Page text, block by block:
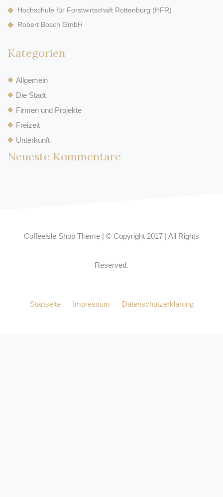
Hochschule für Forstwirtschaft Rottenburg (HFR)
Robert Bosch GmbH
Kategorien
Allgemein
Die Stadt
Firmen und Projekte
Freizeit
Unterkunft
Neueste Kommentare
Coffeeisle Shop Theme | © Copyright 2017 | All Rights
Reserved.
Startseite Impressum Datenschutzerklärung